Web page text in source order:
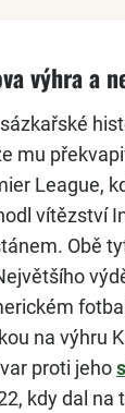
výhra a
mu
League,
vítězství
Obě
na výhru
proti jeho
kdy dal na